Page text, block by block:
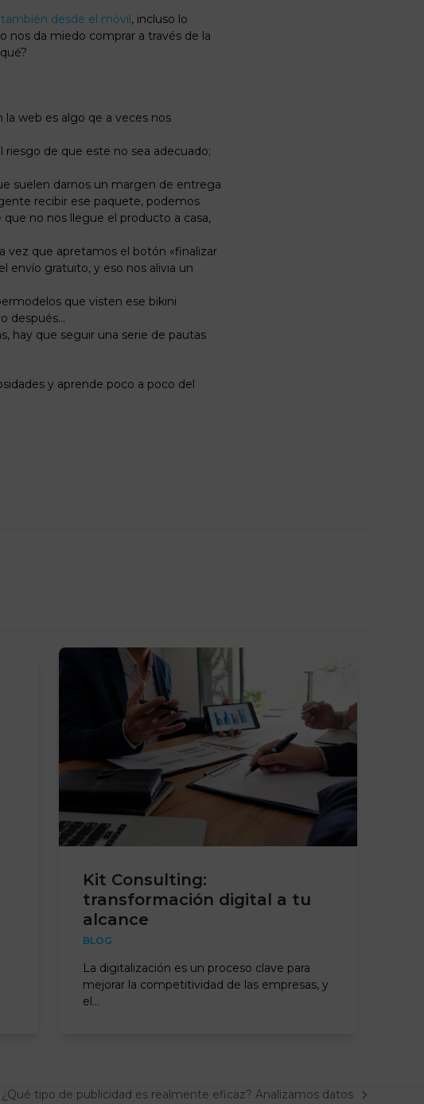
también desde el móvil, incluso lo
nos da miedo comprar a través de la
qué?
la web es algo qe a veces nos
de que este no sea adecuado;
suelen darnos un margen de entrega
recibir ese paquete, podemos
no nos llegue el producto a casa,
vez que apretamos el botón «finalizar
envío gratuito, y eso nos alivia un
que visten ese bikini
después…
hay que seguir una serie de pautas
y aprende poco a poco del
Kit Consulting:
transformación digital a tu
alcance
BLOG
La digitalización es un proceso clave para
mejorar la competitividad de las empresas, y
el…
¿Qué tipo de publicidad es realmente eficaz? Analizamos datos